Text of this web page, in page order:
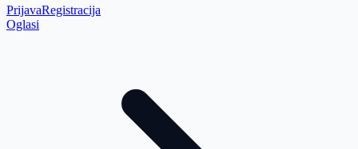
PrijavaRegistracija
Oglasi